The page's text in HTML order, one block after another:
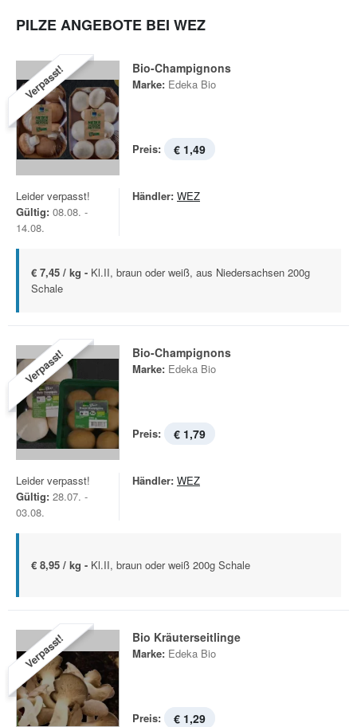
PILZE ANGEBOTE BEI WEZ
Verpasst! Bio-Champignons
Marke: Edeka Bio
Preis: € 1,49
Leider verpasst!
Gültig: 08.08. -
14.08.
Händler: WEZ
€ 7,45 / kg - Kl.II, braun oder weiß, aus Niedersachsen 200g
Schale
Verpasst! Bio-Champignons
Marke: Edeka Bio
Preis: € 1,79
Leider verpasst!
Gültig: 28.07. -
03.08.
Händler: WEZ
€ 8,95 / kg - Kl.II, braun oder weiß 200g Schale
Verpasst! Bio Kräuterseitlinge
Marke: Edeka Bio
Preis: € 1,29